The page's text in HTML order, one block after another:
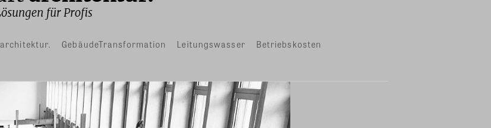
architektur. GebäudeTransformation Leitungswasser Betriebskosten